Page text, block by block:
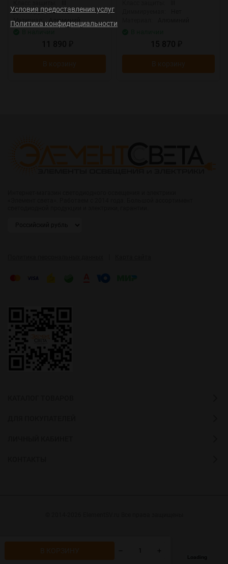
Диммируемая:
Нет
Материал:
Алюминий
Условия предоставления услуг
Политика конфиденциальности